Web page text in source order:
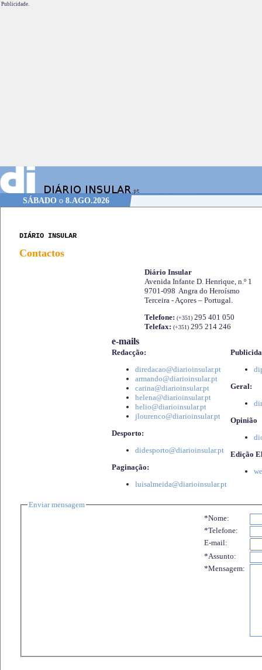
Publicidade.
SÁBADOo 8.AGO.2026
DIÁRIO INSULAR
Contactos
Diário Insular
Avenida Infante D. Henrique, n.º 1
9701-098 Angra do Heroísmo
Terceira - Açores – Portugal.
Telefone: (+351) 295 401 050
Telefax: (+351) 295 214 246
e-mails
Redacção:
diredacao@diarioinsular.pt
armando@diarioinsular.pt
carina@diarioinsular.pt
helena@diarioinsular.pt
helio@diarioinsular.pt
jlourenco@diarioinsular.pt
Desporto:
didesporto@diarioinsular.pt
Paginação:
luisalmeida@diarioinsular.pt
Geral:
Opinião
Edição
Enviar mensagem
*Nome:
*Telefone:
E-mail:
*Assunto:
*Mensagem: